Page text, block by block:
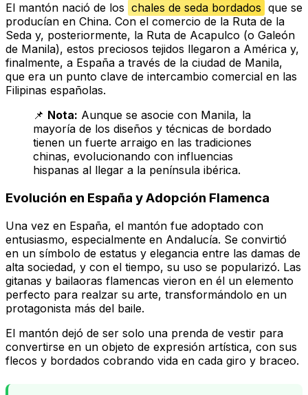
El mantón nació de los chales de seda bordados que se
producían en China. Con el comercio de la Ruta de la
Seda y, posteriormente, la Ruta de Acapulco (o Galeón
de Manila), estos preciosos tejidos llegaron a América y,
finalmente, a España a través de la ciudad de Manila,
que era un punto clave de intercambio comercial en las
Filipinas españolas.
📌 Nota: Aunque se asocie con Manila, la
mayoría de los diseños y técnicas de bordado
tienen un fuerte arraigo en las tradiciones
chinas, evolucionando con influencias
hispanas al llegar a la península ibérica.
Evolución en España y Adopción Flamenca
Una vez en España, el mantón fue adoptado con
entusiasmo, especialmente en Andalucía. Se convirtió
en un símbolo de estatus y elegancia entre las damas de
alta sociedad, y con el tiempo, su uso se popularizó. Las
gitanas y bailaoras flamencas vieron en él un elemento
perfecto para realzar su arte, transformándolo en un
protagonista más del baile.
El mantón dejó de ser solo una prenda de vestir para
convertirse en un objeto de expresión artística, con sus
flecos y bordados cobrando vida en cada giro y braceo.